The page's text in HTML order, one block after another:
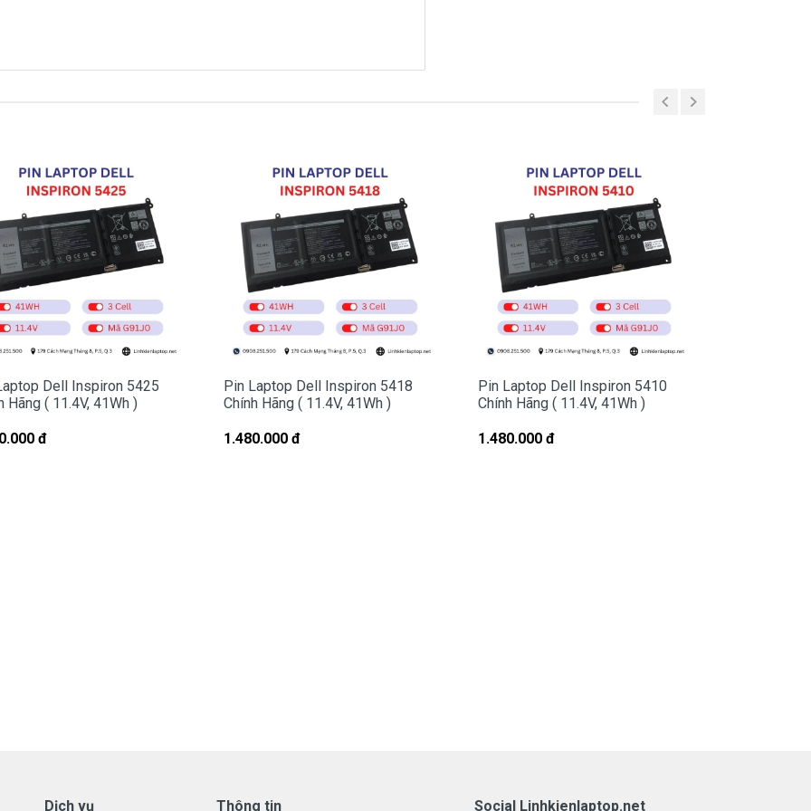
bị hư làm sao chúng ta nhận biết?
bị hư
tượng cục pin phía dưới bên tay phải nếu thấy dòng
ta biết pin laptop Dell của chúng ta bị hư.
chuyển sang màu cam.
biết pin dell Inspiron 3580 bi hư
Inspiron 3580 tai sao hư
nó hư, có 2 nguyên nhân sau đây.
cách dẫn đến pin bị hư… Không đúng cách là như thế
Dell Inspiron 5425
Hãng ( 11.4V, 41Wh )
đ
Pin Laptop Dell Inspiron 5418
Chính Hãng ( 11.4V, 41Wh )
1.480.000 đ
Pin Laptop Dell Inspiron 5410
Chính Hãng ( 11.4V, 41Wh )
1.480.000 đ
Dịch vụ Thông tin Social Linhkienlaptop.net